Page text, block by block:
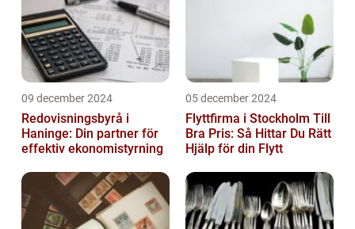
09 december 2024
Redovisningsbyrå i
Haninge: Din partner för
effektiv ekonomistyrning
05 december 2024
Flyttfirma i Stockholm Till
Bra Pris: Så Hittar Du Rätt
Hjälp för din Flytt